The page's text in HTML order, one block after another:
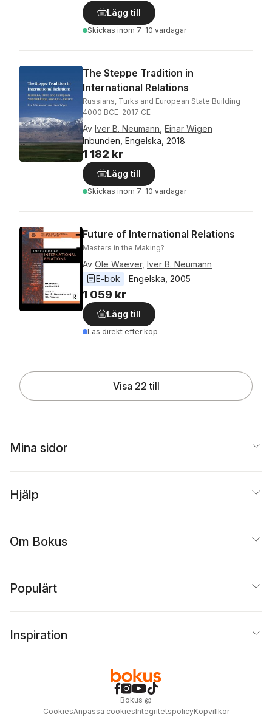
Lägg till
Skickas inom 7-10 vardagar
The Steppe Tradition in
International Relations
Russians, Turks and European State Building
4000 BCE-2017 CE
Av Iver B. Neumann Einar Wigen
Inbunden, Engelska, 2018
1 182 kr
Lägg till
Skickas inom 7-10 vardagar
Future of International Relations
Masters in the Making?
Av Ole Waever, Iver B. Neumann
E-bok
Engelska 2005
1 059 kr
Lägg till
Läs direkt efter köp
Visa 22 till
Mina sidor
Hjälp
Om Bokus
Populärt
Inspiration
Bokus @
CookiesAnpassa cookiesIntegritetspolicyKöpvillkor